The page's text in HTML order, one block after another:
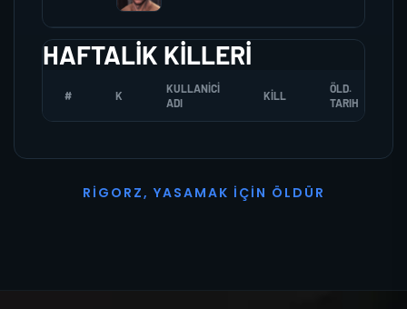
HAFTALIK KILLERI
# K
KULLANICI
ADI
KILL
ÖLD.
TARIH
R I G O R Z, YASAMAK İ ÇI N Ö L D Ü R